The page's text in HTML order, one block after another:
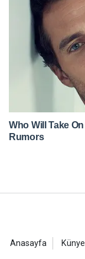
Anasayfa Künye